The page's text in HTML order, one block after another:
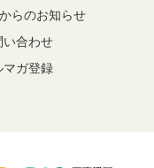
らのお知らせ
い合わせ
マガ登録